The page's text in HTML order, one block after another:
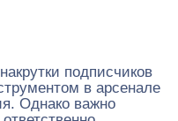
подписчиков
в арсенале
Однако важно